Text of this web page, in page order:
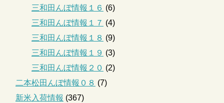
三和田んぼ情報１６ (6)
三和田んぼ情報１７ (4)
三和田んぼ情報１８ (9)
三和田んぼ情報１９ (3)
三和田んぼ情報２０ (2)
二本松田んぼ情報０８ (7)
新米入荷情報 (367)